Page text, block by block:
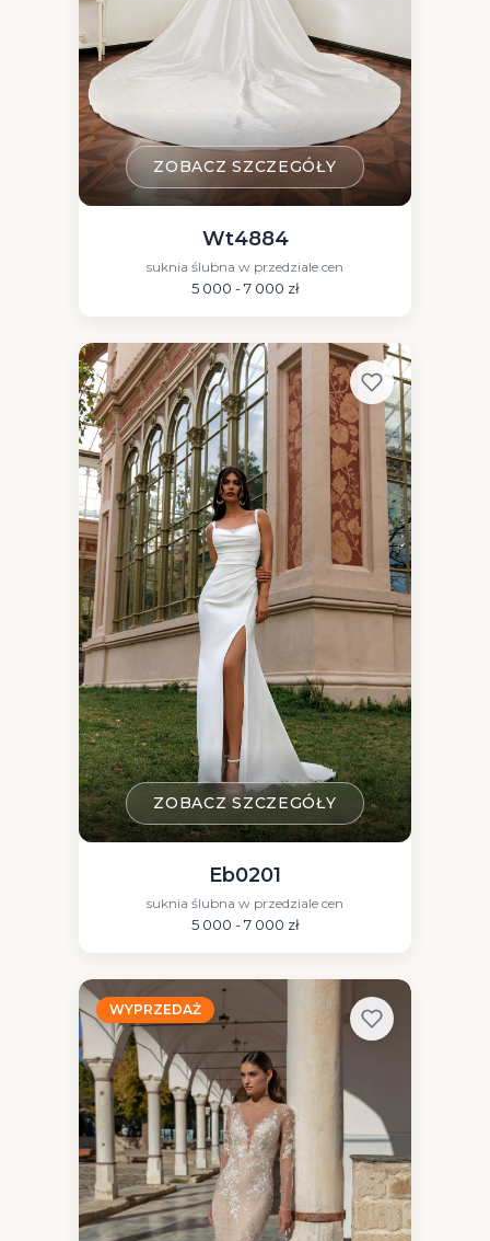
ZOBACZ SZCZEGÓŁY
Wt4884
suknia ślubna w przedziale cen
5 000 - 7 000 zł
ZOBACZ SZCZEGÓŁY
Eb0201
suknia ślubna w przedziale cen
5 000 - 7 000 zł
WYPRZEDAŻ